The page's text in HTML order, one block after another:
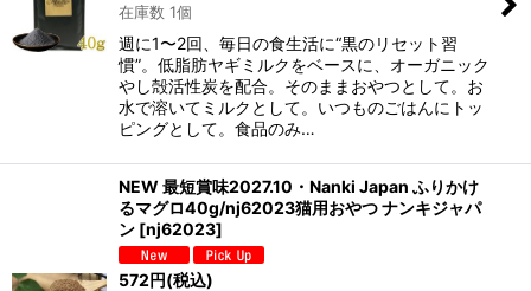
在庫数 1個
週に1〜2回、毎日の食生活に“黒のリセット習
慣”。低脂肪ヤギミルクをベースに、オーガニック
やし殻活性炭を配合。そのままおやつとして。お
水で溶いてミルクとして。いつものごはんにトッ
ピングとして。食品のみ…
NEW 最短賞味2027.10・Nanki Japan ふりかけ
るマグロ40g/nj62023猫用おやつ ナンキジャパ
ン [nj62023]
572円(税込)